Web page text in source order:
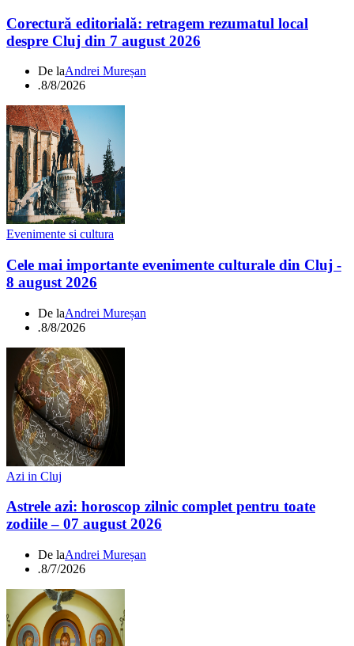
Corectură editorială: retragem rezumatul local
despre Cluj din 7 august 2026
De laAndrei Mureșan
.8/8/2026
Evenimente si cultura
Cele mai importante evenimente culturale din Cluj -
8 august 2026
De laAndrei Mureșan
.8/8/2026
Azi in Cluj
Astrele azi: horoscop zilnic complet pentru toate
zodiile – 07 august 2026
De laAndrei Mureșan
.8/7/2026